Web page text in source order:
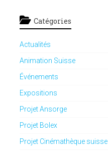
Catégories
Actualités
Animation Suisse
Événements
Expositions
Projet Ansorge
Projet Bolex
Projet Cinémathèque suisse